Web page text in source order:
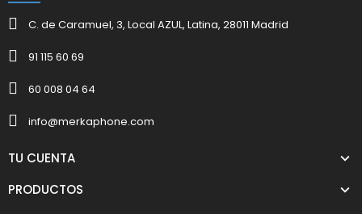
C. de Caramuel, 3, Local AZUL, Latina, 28011 Madrid
91 115 60 69
60 008 04 64
info@merkaphone.com
TU CUENTA
PRODUCTOS